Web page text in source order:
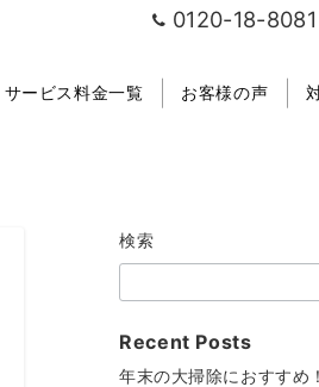
0120-18-8081
サービス料金一覧 お客様の声
検索
Recent Posts
年末の大掃除におすすめ